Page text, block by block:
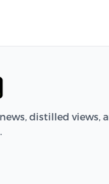
distilled views,